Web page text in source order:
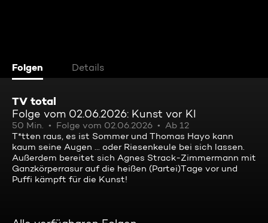
Folgen Details
TV total
Folge vom 02.06.2026: Kunst vor KI
50 Min. Folge vom 02.06.2026
Ab 12
T*tten raus, es ist Sommer und Thomas Hayo kann
kaum seine Augen ... oder Riesenkeule bei sich lassen.
Außerdem bereitet sich Agnes Strack-Zimmermann mit
Ganzkörperrasur auf die heißen (Partei)Tage vor und
Puffi kämpft für die Kunst!